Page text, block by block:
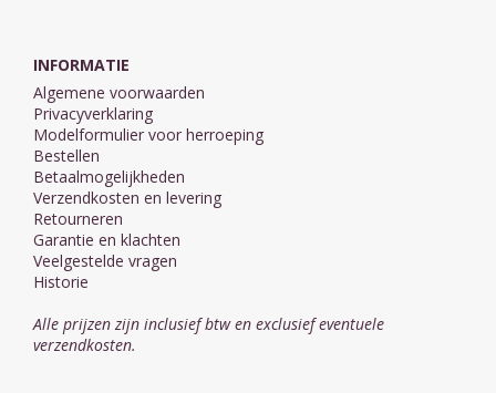
INFORMATIE
Algemene voorwaarden
Privacyverklaring
Modelformulier voor herroeping
Bestellen
Betaalmogelijkheden
Verzendkosten en levering
Retourneren
Garantie en klachten
Veelgestelde vragen
Historie
Alle prijzen zijn inclusief btw en exclusief eventuele
verzendkosten.